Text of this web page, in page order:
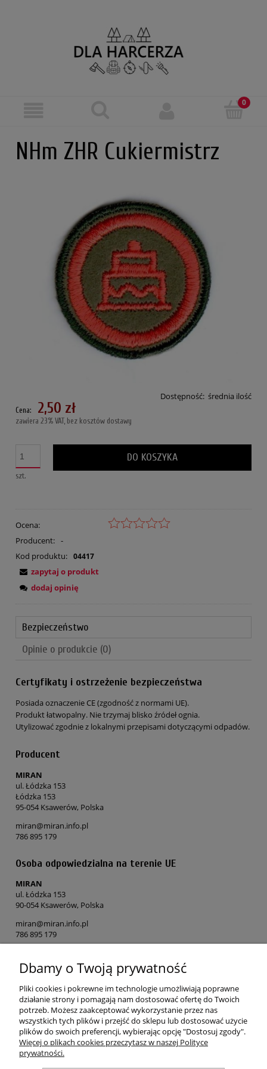
NHm ZHR Cukiermistrz
Dostępność: średnia ilość
Cena: 2,50 zł
zawiera 23% VAT, bez kosztów dostawy
szt.
DO KOSZYKA
Ocena:
Producent: -
Kod produktu:
04417
zapytaj o produkt
dodaj opinię
Bezpieczeństwo
Opinie o produkcie (0)
Certyfikaty i ostrzeżenie bezpieczeństwa
Posiada oznaczenie CE (zgodność z normami UE).
Produkt łatwopalny. Nie trzymaj blisko źródeł ognia.
Utylizować zgodnie z lokalnymi przepisami dotyczącymi odpadów.
Producent
MIRAN
ul. Łódzka 153
Łódzka 153
95-054 Ksawerów, Polska
miran@miran.info.pl
786 895 179
Osoba odpowiedzialna na terenie UE
MIRAN
ul. Łódzka 153
90-054 Ksawerów, Polska
miran@miran.info.pl
786 895 179
POMOC
MOJE KONTO
PŁATNOŚCI I DOSTAWA
Dbamy o Twoją prywatność
Pliki cookies i pokrewne im technologie umożliwiają poprawne
działanie strony i pomagają nam dostosować ofertę do Twoich
potrzeb. Możesz zaakceptować wykorzystanie przez nas
wszystkich tych plików i przejść do sklepu lub dostosować użycie
plików do swoich preferencji, wybierając opcję "Dostosuj zgody".
Więcej o plikach cookies przeczytasz w naszej Polityce
prywatności.